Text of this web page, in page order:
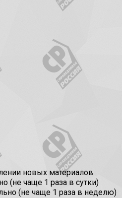
новых материалов
(не чаще 1 раза в сутки)
(не чаще 1 раза в неделю)